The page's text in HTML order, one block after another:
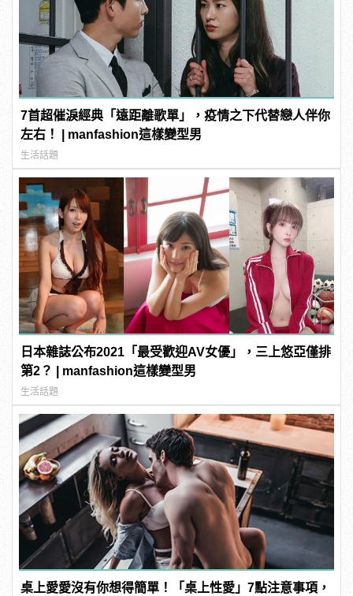
7首超催淚經典「遠距離歌單」，疫情之下代替戀人伴你
左右！ | manfashion這樣變型男
生活話題
日本雜誌公布2021「最受歡迎AV女優」，三上悠亞僅排
第2？ | manfashion這樣變型男
生活話題
桌上愛愛沒有你想得簡單！「桌上性愛」7點注意事項，